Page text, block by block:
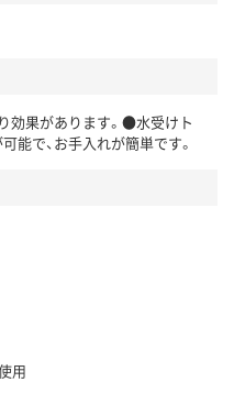
効果があります。●水受けト
能で、お手入れが簡単です。
用